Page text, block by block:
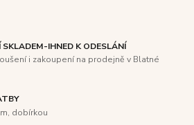
SKLADEM-IHNED K ODESLÁNÍ
i zakoupení na prodejně v Blatné
dobírkou